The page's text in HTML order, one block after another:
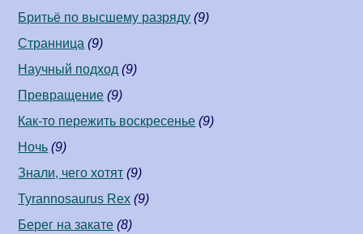
Бритьё по высшему разряду (9)
Странница (9)
Научный подход (9)
Превращение (9)
Как-то пережить воскресенье (9)
Ночь (9)
Знали, чего хотят (9)
Tyrannosaurus Rex (9)
Берег на закате (8)